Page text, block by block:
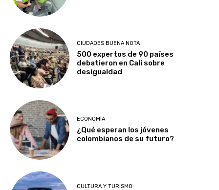
CIUDADES BUENA NOTA
500 expertos de 90 países
debatieron en Cali sobre
desigualdad
ECONOMÍA
¿Qué esperan los jóvenes
colombianos de su futuro?
CULTURA Y TURISMO